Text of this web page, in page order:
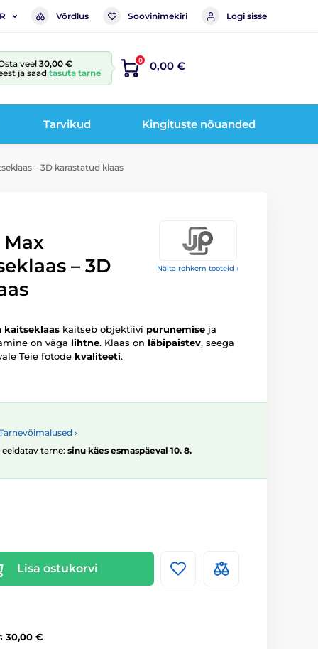
Võrdlus Soovinimekiri Logi sisse
veel 30,00 €
ja saad tasuta tarne
0 0,00 €
Tarvikud Kingituste nõuanded
– 3D karastatud klaas
Näita rohkem tooteid ›
Max
– 3D
kaitseklaas kaitseb objektiivi purunemise ja
on väga lihtne. Klaas on läbipaistev, seega
Teie fotode kvaliteeti.
›
eeldatav tarne: sinu käes esmaspäeval 10. 8.
Lisa ostukorvi
30,00 €